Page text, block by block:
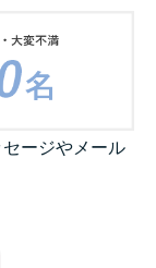
ージやメール